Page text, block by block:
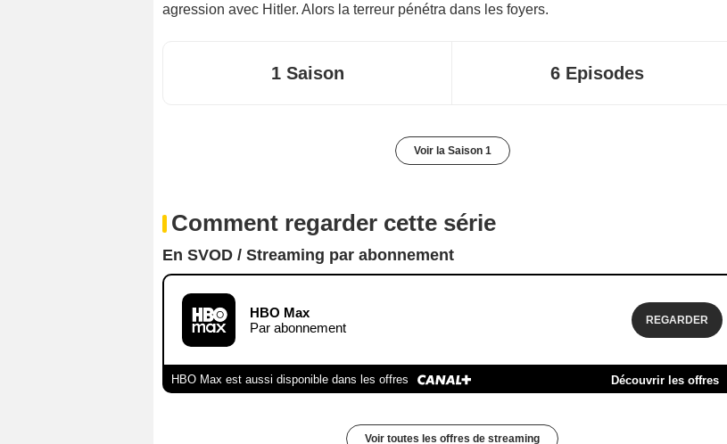
agression avec Hitler. Alors la terreur pénétra dans les foyers.
1 Saison 6 Episodes
Voir la Saison 1
Comment regarder cette série
En SVOD / Streaming par abonnement
HBO Max
Par abonnement
REGARDER
HBO Max est aussi disponible dans les offres Découvrir les offres
Voir toutes les offres de streaming